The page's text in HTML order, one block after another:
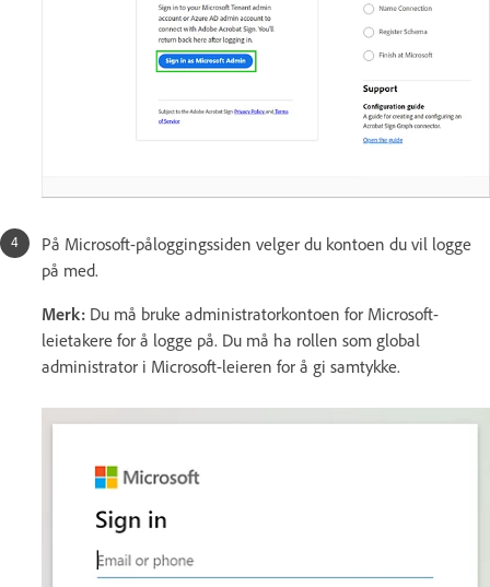
På Microsoft-påloggingssiden velger du kontoen du vil logge
på med.
Merk: Du må bruke administratorkontoen for Microsoft-
leietakere for å logge på. Du må ha rollen som global
administrator i Microsoft-leieren for å gi samtykke.